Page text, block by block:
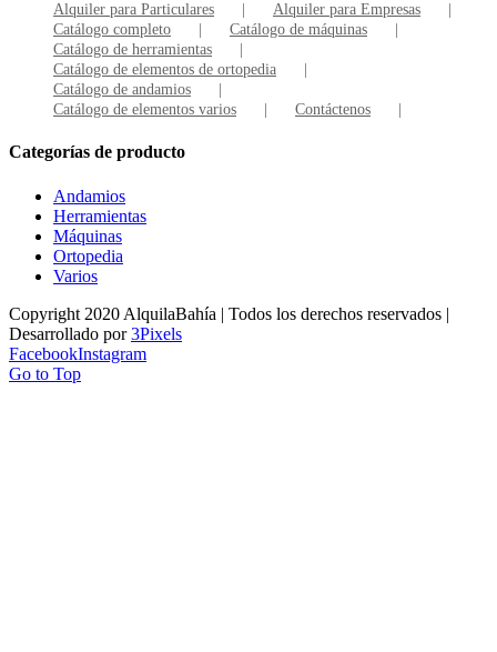
Alquiler para Particulares
Alquiler para Empresas
Catálogo completo
Catálogo de máquinas
Catálogo de herramientas
Catálogo de elementos de ortopedia
Catálogo de andamios
Catálogo de elementos varios
Contáctenos
Categorías de producto
Andamios
Herramientas
Máquinas
Ortopedia
Varios
Copyright 2020 AlquilaBahía | Todos los derechos reservados |
Desarrollado por3Pixels
FacebookInstagram
Go to Top